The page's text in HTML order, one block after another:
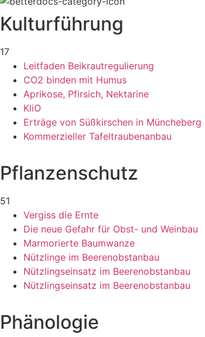
Kulturführung
17
Leitfaden Beikrautregulierung
CO2 binden mit Humus
Aprikose, Pfirsich, Nektarine
KliO
Erträge von Süßkirschen in Müncheberg
Kommerzieller Tafeltraubenanbau
Pflanzenschutz
51
Vergiss die Ernte
Die neue Gefahr für Obst- und Weinbau
Marmorierte Baumwanze
Nützlinge im Beerenobstanbau
Nützlingseinsatz im Beerenobstanbau
Nützlingseinsatz im Beerenobstanbau
Phänologie